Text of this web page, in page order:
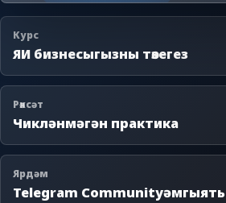
Курс
ЯИ бизнесыгызны төзегез
Рөхсәт
Чикләнмәгән практика
Ярдәм
Telegram Communityәмгыять